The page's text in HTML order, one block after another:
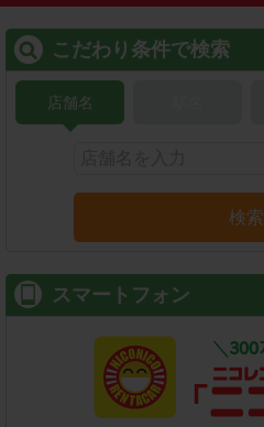
こだわり条件で検索
店舗名
検索
スマートフォン